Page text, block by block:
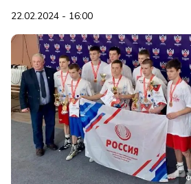
22.02.2024 - 16:00